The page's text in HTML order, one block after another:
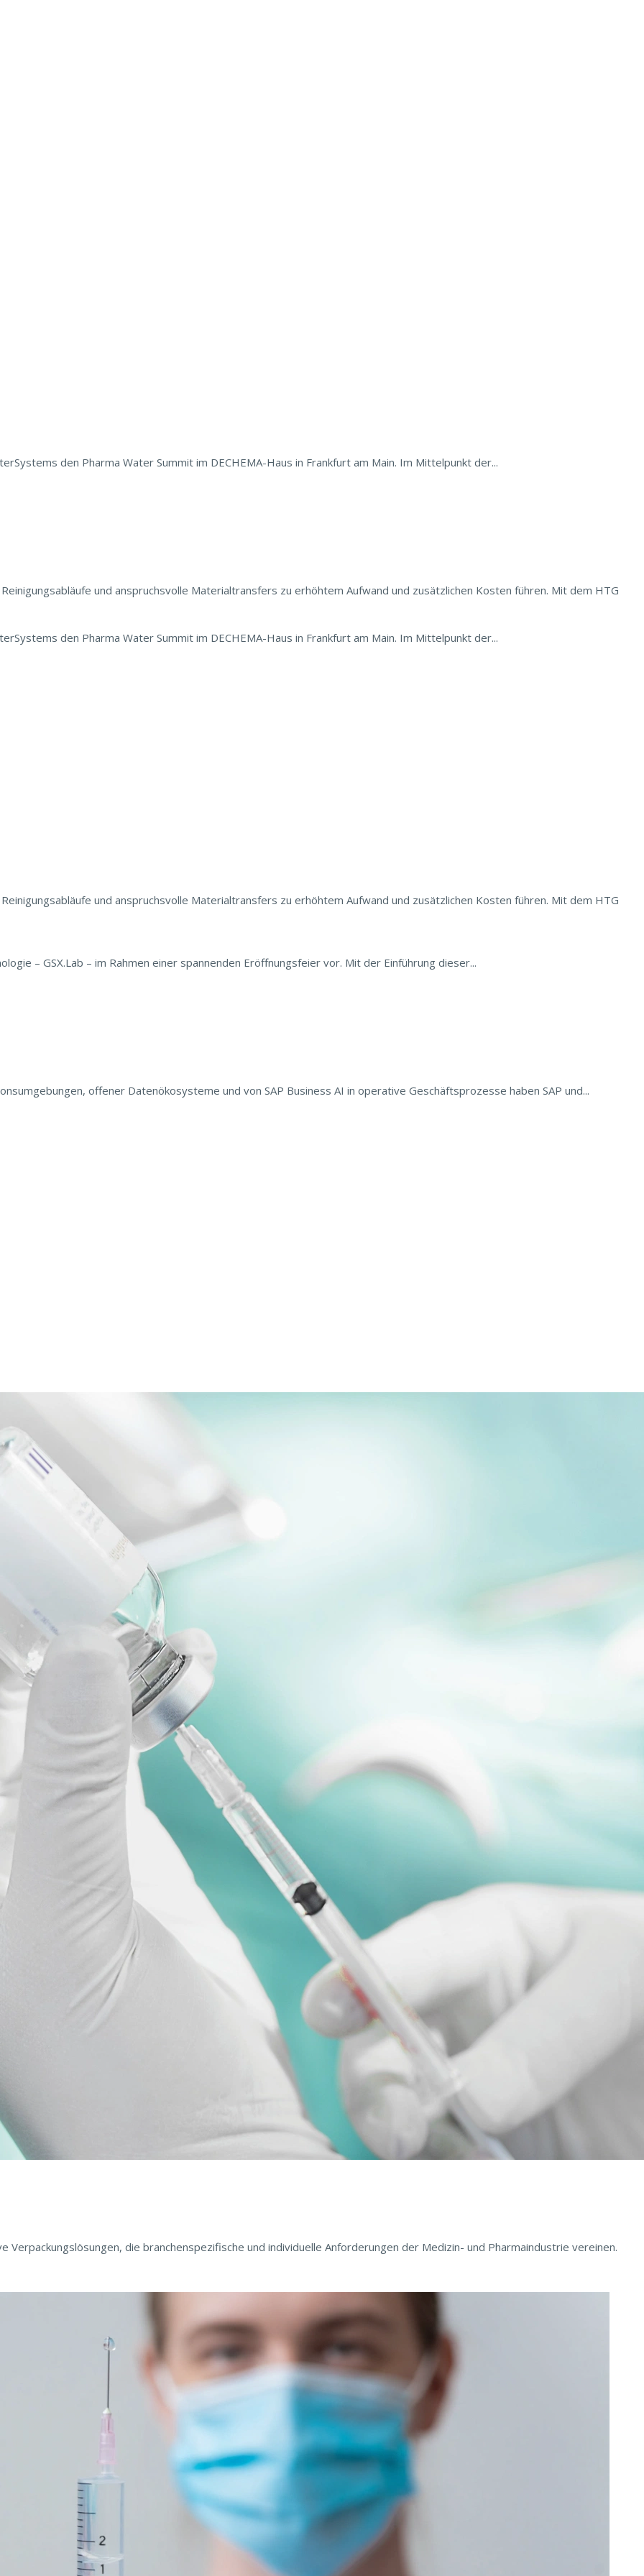
den Pharma Water Summit im DECHEMA-Haus in Frankfurt am Main. Im Mittelpunkt der...
und anspruchsvolle Materialtransfers zu erhöhtem Aufwand und zusätzlichen Kosten führen. Mit dem HTG
– GSX.Lab – im Rahmen einer spannenden Eröffnungsfeier vor. Mit der Einführung dieser...
offener Datenökosysteme und von SAP Business AI in operative Geschäftsprozesse haben SAP und...
den Pharma Water Summit im DECHEMA-Haus in Frankfurt am Main. Im Mittelpunkt der...
und anspruchsvolle Materialtransfers zu erhöhtem Aufwand und zusätzlichen Kosten führen. Mit dem HTG
– GSX.Lab – im Rahmen einer spannenden Eröffnungsfeier vor. Mit der Einführung dieser...
offener Datenökosysteme und von SAP Business AI in operative Geschäftsprozesse haben SAP und...
die branchenspezifische und individuelle Anforderungen der Medizin- und Pharmaindustrie vereinen.